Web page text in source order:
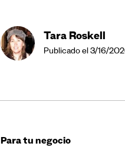
Tara Roskell
Publicado el 3/16/
Para tu negocio